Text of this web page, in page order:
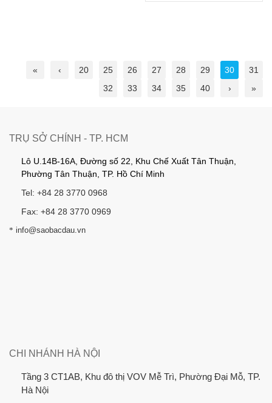
« ‹ 20 25 26 27 28 29 30
31
32
33 34 35 40 › »
TRỤ SỞ CHÍNH - TP. HCM
Lô U.14B-16A, Đường số 22, Khu Chế Xuất Tân Thuận,
Phường Tân Thuận, TP. Hồ Chí Minh
Tel: +84 28 3770 0968
Fax: +84 28 3770 0969
* info@saobacdau.vn
CHI NHÁNH HÀ NỘI
Tầng 3 CT1AB, Khu đô thị VOV Mễ Trì, Phường Đại Mỗ, TP.
Hà Nội